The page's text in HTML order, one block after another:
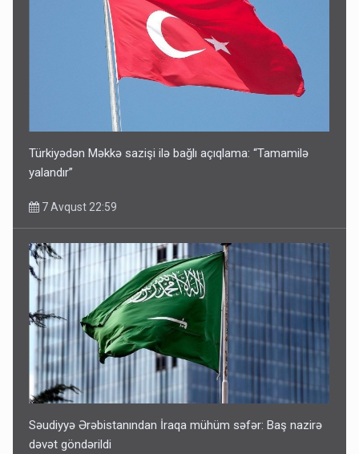
Türkiyədən Məkkə sazişi ilə bağlı açıqlama: “Tamamilə
yalandır”
7 Avqust 22:59
Səudiyyə Ərəbistanından İraqa mühüm səfər: Baş nazirə
dəvət göndərildi